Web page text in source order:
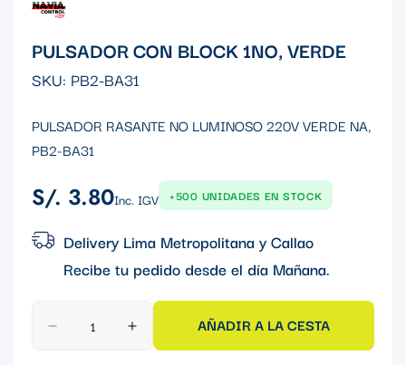
PULSADOR CON BLOCK 1NO, VERDE
SKU: PB2-BA31
PULSADOR RASANTE NO LUMINOSO 220V VERDE NA,
PB2-BA31
Precio
S/. 3.80Inc. IGV +500 UNIDADES EN STOCK
Delivery Lima Metropolitana y Callao
Recibe tu pedido desde el día Mañana.
AÑADIR A LA CESTA